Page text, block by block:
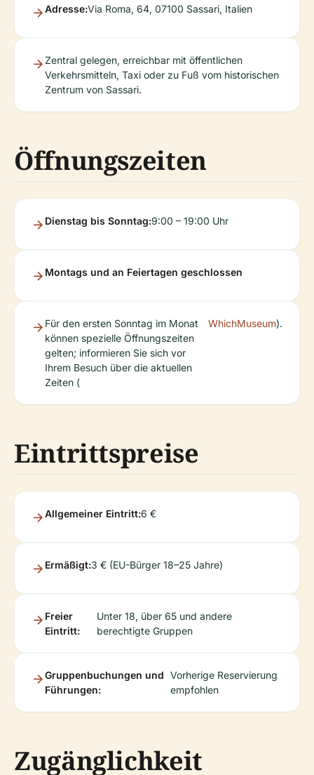
Adresse:Via Roma, 64, 07100 Sassari, Italien
Zentral gelegen, erreichbar mit öffentlichen
Verkehrsmitteln, Taxi oder zu Fuß vom historischen
Zentrum von Sassari.
Öffnungszeiten
Dienstag bis Sonntag:9:00 – 19:00 Uhr
Montags und an Feiertagen geschlossen
Für den ersten Sonntag im Monat
können spezielle Öffnungszeiten
gelten; informieren Sie sich vor
Ihrem Besuch über die aktuellen
Zeiten (
WhichMuseum).
Eintrittspreise
Allgemeiner Eintritt:6 €
Ermäßigt:3 € (EU-Bürger 18–25 Jahre)
Freier
Eintritt:
Unter 18, über 65 und andere
berechtigte Gruppen
Gruppenbuchungen und
Führungen:
Vorherige Reservierung
empfohlen
Zugänglichkeit